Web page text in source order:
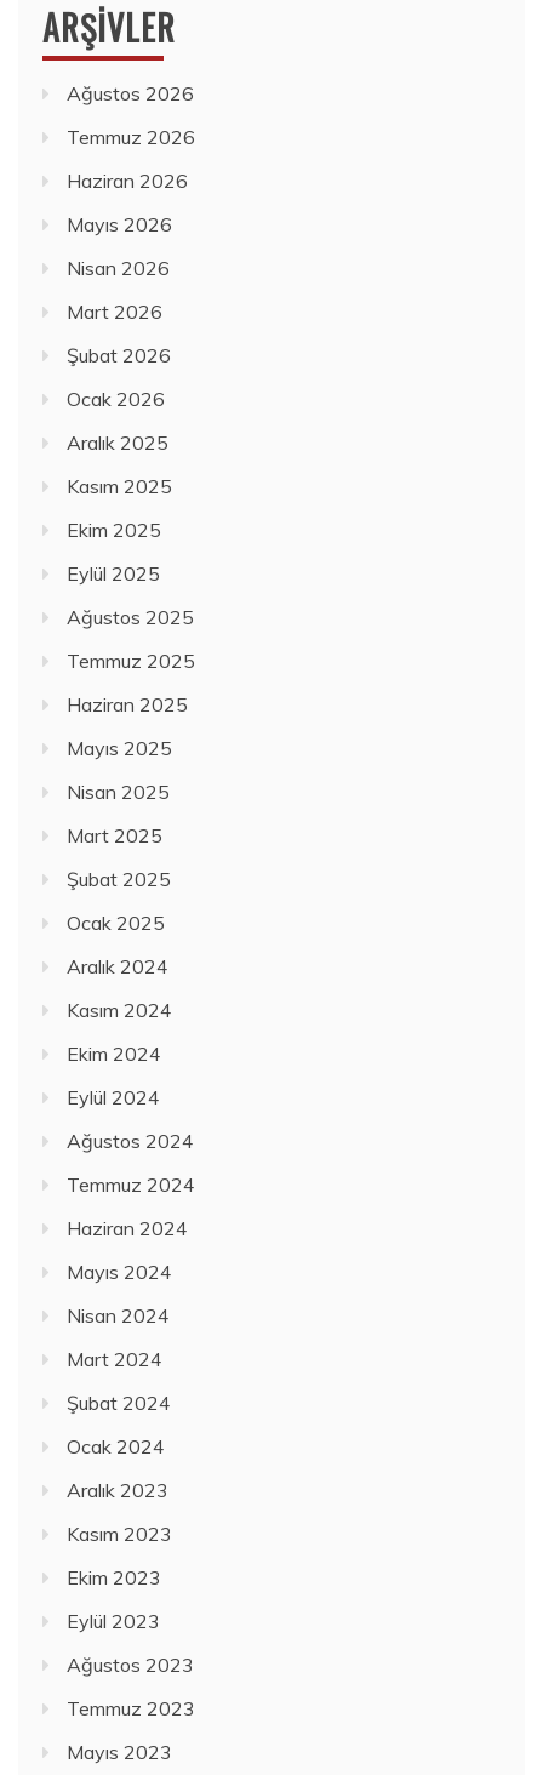
ARŞIVLER
Ağustos 2026
Temmuz 2026
Haziran 2026
Mayıs 2026
Nisan 2026
Mart 2026
Şubat 2026
Ocak 2026
Aralık 2025
Kasım 2025
Ekim 2025
Eylül 2025
Ağustos 2025
Temmuz 2025
Haziran 2025
Mayıs 2025
Nisan 2025
Mart 2025
Şubat 2025
Ocak 2025
Aralık 2024
Kasım 2024
Ekim 2024
Eylül 2024
Ağustos 2024
Temmuz 2024
Haziran 2024
Mayıs 2024
Nisan 2024
Mart 2024
Şubat 2024
Ocak 2024
Aralık 2023
Kasım 2023
Ekim 2023
Eylül 2023
Ağustos 2023
Temmuz 2023
Mayıs 2023